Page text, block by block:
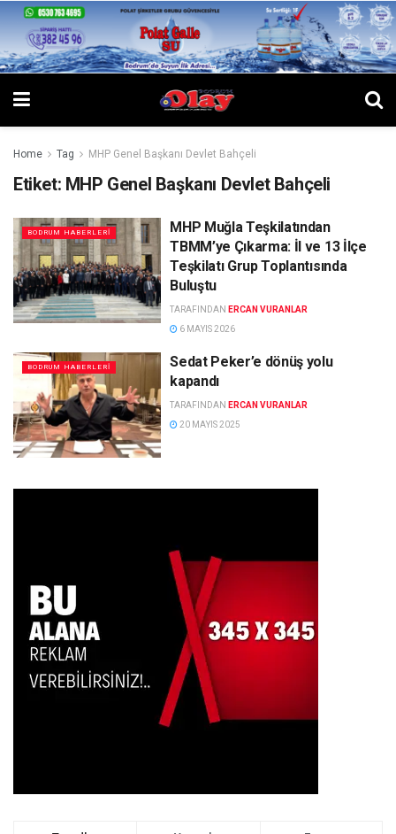
Home Tag MHP Genel Başkanı Devlet Bahçeli
Etiket: MHP Genel Başkanı Devlet Bahçeli
BODRUM HABERLERI
MHP Muğla Teşkilatından
TBMM’ye Çıkarma: İl ve 13 İlçe
Teşkilatı Grup Toplantısında
Buluştu
TARAFINDAN ERCAN VURANLAR
6 MAYIS 2026
BODRUM HABERLERI
Sedat Peker’e dönüş yolu
kapandı
TARAFINDAN ERCAN VURANLAR
20 MAYIS 2025